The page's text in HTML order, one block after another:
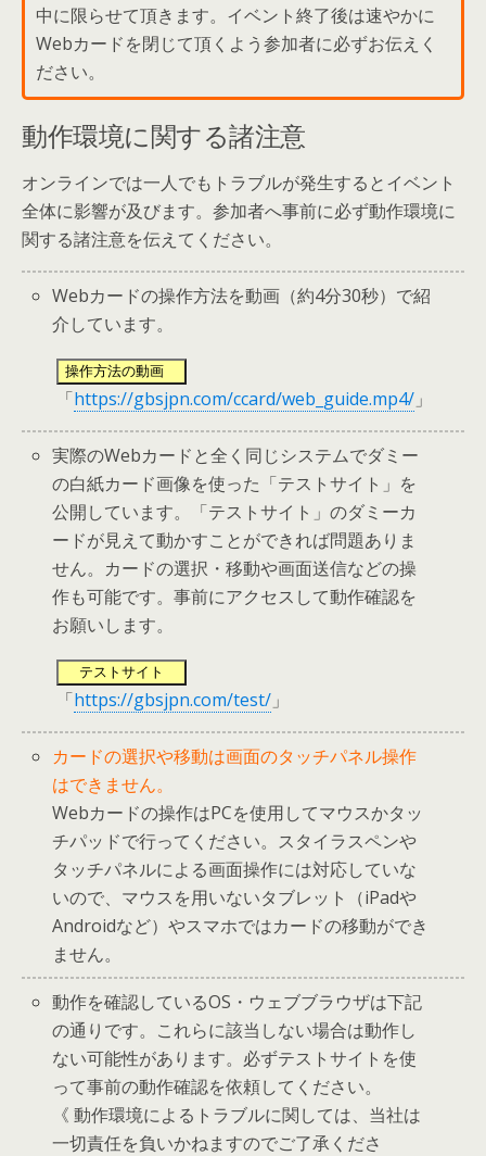
中に限らせて頂きます。イベント終了後は速やかに
Webカードを閉じて頂くよう参加者に必ずお伝えく
ださい。
動作環境に関する諸注意
オンラインでは一人でもトラブルが発生するとイベント
全体に影響が及びます。参加者へ事前に必ず動作環境に
関する諸注意を伝えてください。
Webカードの操作方法を動画（約4分30秒）で紹
介しています。
操作方法の動画
「https://gbsjpn.com/ccard/web_guide.mp4/ 」
実際のWebカードと全く同じシステムでダミー
の白紙カード画像を使った「テストサイト」を
公開しています。「テストサイト」のダミーカ
ードが見えて動かすことができれば問題ありま
せん。カードの選択・移動や画面送信などの操
作も可能です。事前にアクセスして動作確認を
お願いします。
テストサイト
「https://gbsjpn.com/test/ 」
カードの選択や移動は画面のタッチパネル操作
はできません。
Webカードの操作はPCを使用してマウスかタッ
チパッドで行ってください。スタイラスペンや
タッチパネルによる画面操作には対応していな
いので、マウスを用いないタブレット（iPadや
Androidなど）やスマホではカードの移動ができ
ません。
動作を確認しているOS・ウェブブラウザは下記
の通りです。これらに該当しない場合は動作し
ない可能性があります。必ずテストサイトを使
って事前の動作確認を依頼してください。
《 動作環境によるトラブルに関しては、当社は
一切責任を負いかねますのでご了承くださ